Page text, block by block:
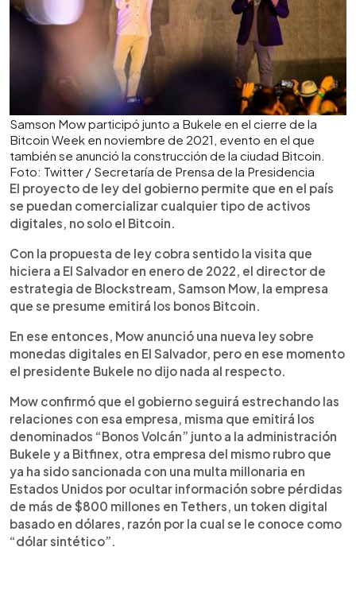
Samson Mow participó junto a Bukele en el cierre de la
Bitcoin Week en noviembre de 2021, evento en el que
también se anunció la construcción de la ciudad Bitcoin.
Foto: Twitter / Secretaría de Prensa de la Presidencia
El proyecto de ley del gobierno permite que en el país
se puedan comercializar cualquier tipo de activos
digitales, no solo el Bitcoin.
Con la propuesta de ley cobra sentido la visita que
hiciera a El Salvador en enero de 2022, el director de
estrategia de Blockstream, Samson Mow, la empresa
que se presume emitirá los bonos Bitcoin.
En ese entonces, Mow anunció una nueva ley sobre
monedas digitales en El Salvador, pero en ese momento
el presidente Bukele no dijo nada al respecto.
Mow confirmó que el gobierno seguirá estrechando las
relaciones con esa empresa, misma que emitirá los
denominados “Bonos Volcán” junto a la administración
Bukele y a Bitfinex, otra empresa del mismo rubro que
ya ha sido sancionada con una multa millonaria en
Estados Unidos por ocultar información sobre pérdidas
de más de $800 millones en Tethers, un token digital
basado en dólares, razón por la cual se le conoce como
“dólar sintético”.